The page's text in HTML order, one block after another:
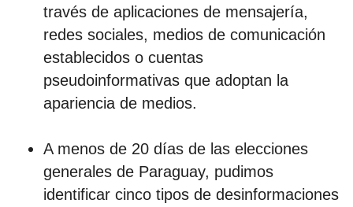
través de aplicaciones de mensajería,
redes sociales, medios de comunicación
establecidos o cuentas
pseudoinformativas que adoptan la
apariencia de medios.
A menos de 20 días de las elecciones
generales de Paraguay, pudimos
identificar cinco tipos de desinformaciones